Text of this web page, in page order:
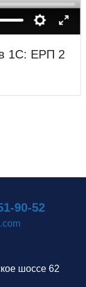
1С: ЕРП 2
90-52
шоссе 62